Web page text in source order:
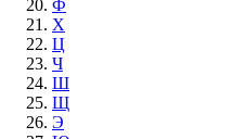
Ф
Х
Ц
Ч
Ш
Щ
Э